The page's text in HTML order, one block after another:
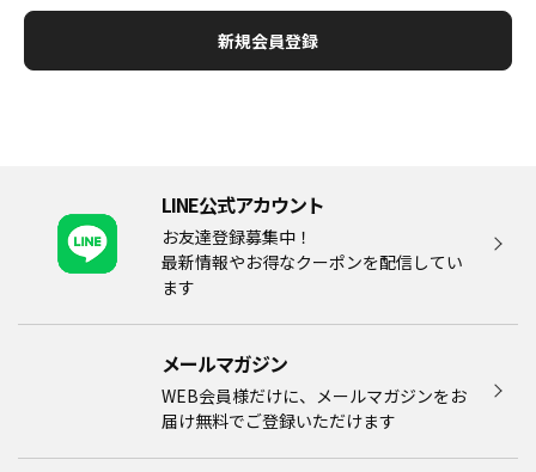
LINE公式アカウント
お友達登録募集中！
最新情報やお得なクーポンを配信してい
ます
メールマガジン​
WEB会員様だけに、メールマガジンをお
届け無料でご登録いただけます